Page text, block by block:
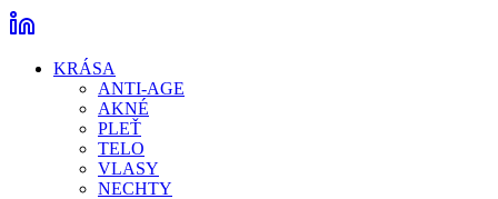
KRÁSA
ANTI-AGE
AKNÉ
PLEŤ
TELO
VLASY
NECHTY